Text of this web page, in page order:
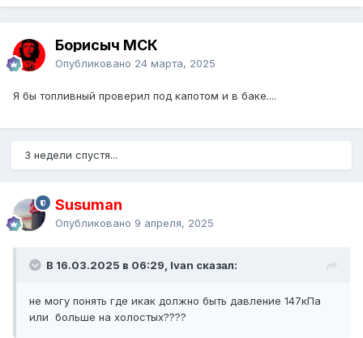
Борисыч МСК
Опубликовано 24 марта, 2025
Я бы топливный проверил под капотом и в баке....
3 недели спустя...
Susuman
Опубликовано 9 апреля, 2025
В 16.03.2025 в 06:29, Ivan сказал:
не могу понять где икак должно быть давление 147кПа
или больше на холостых????